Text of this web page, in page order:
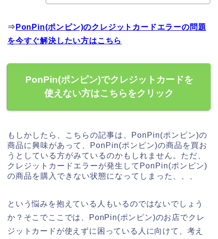
⇒ PonPin(ポンピン)のクレジットカードエラーの問題
を今すぐ解決したい方はこちら
PonPin(ポンピン)でクレジットカードを
使えない方はこちらをクリック
もしかしたら、こちらの記事は、PonPin(ポンピン)の
商品に興味があって、PonPin(ポンピン)の商品を買お
うとしている方がみているのかもしれません。ただ、
クレジットカードエラーが発生してPonPin(ポンピン)
の商品を購入できない状態になってしまった、、、
という悩みを抱えている人もいるのではないでしょう
か？そこでここでは、PonPin(ポンピン)のお店でクレ
ジットカードが使えずに困っている人に向けて、考え